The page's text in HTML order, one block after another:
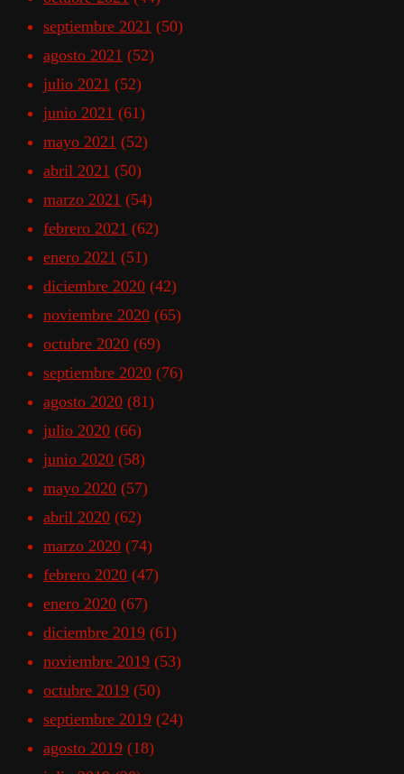
septiembre 2021 (50)
agosto 2021 (52)
julio 2021 (52)
junio 2021 (61)
mayo 2021 (52)
abril 2021 (50)
marzo 2021 (54)
febrero 2021 (62)
enero 2021 (51)
diciembre 2020 (42)
noviembre 2020 (65)
octubre 2020 (69)
septiembre 2020 (76)
agosto 2020 (81)
julio 2020 (66)
junio 2020 (58)
mayo 2020 (57)
abril 2020 (62)
marzo 2020 (74)
febrero 2020 (47)
enero 2020 (67)
diciembre 2019 (61)
noviembre 2019 (53)
octubre 2019 (50)
septiembre 2019 (24)
agosto 2019 (18)